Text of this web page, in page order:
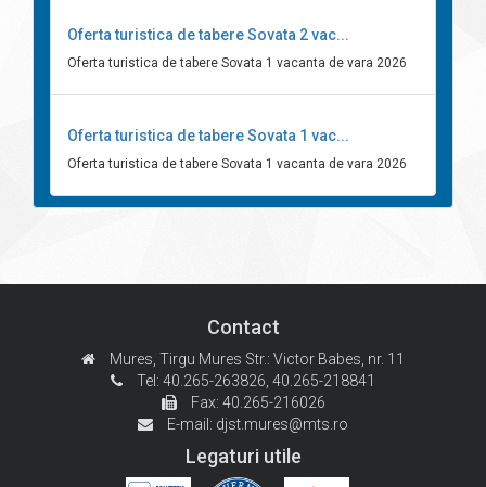
Oferta turistica de tabere Sovata 2 vac...
Oferta turistica de tabere Sovata 1 vacanta de vara 2026
Oferta turistica de tabere Sovata 1 vac...
Oferta turistica de tabere Sovata 1 vacanta de vara 2026
Contact
Mures, Tirgu Mures Str.: Victor Babes, nr. 11
Tel: 40.265-263826, 40.265-218841
Fax: 40.265-216026
E-mail: djst.mures@mts.ro
Legaturi utile